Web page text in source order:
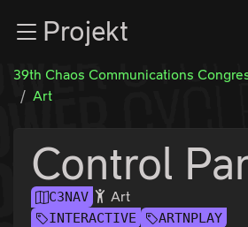
Zum InhaltProjekt
39th Chaos Communications
Art
Control
C3NAV Art
INTERACTIVE
ARTNPLAY